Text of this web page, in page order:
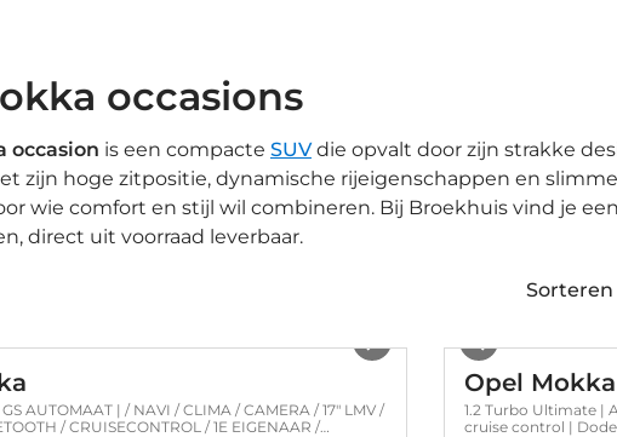
occasions
occasion is een compacte SUVdie opvalt door zijn strakke
zijn hoge zitpositie, dynamische rijeigenschappen en
wie comfort en stijl wil combineren. Bij Broekhuis vind je
direct uit voorraad leverbaar.
Sorteren
GS AUTOMAAT | / NAVI / CLIMA / CAMERA / 17" LMV /
/ CRUISECONTROL / 1E EIGENAAR /
Opel Mokka
1.2 Turbo Ultimate |
cruise control |